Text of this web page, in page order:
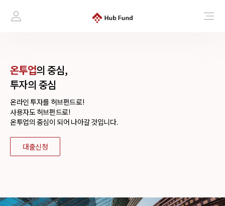
온투업의 중심,
투자의 중심
온라인 투자를 허브펀드로!
사용자도 허브펀드로!
온투업의 중심이 되어 나아갈 것입니다.
대출신청